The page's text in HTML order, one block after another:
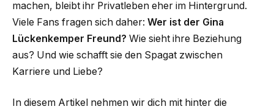
machen, bleibt ihr Privatleben eher im Hintergrund.
Viele Fans fragen sich daher: Wer ist der Gina
Lückenkemper Freund? Wie sieht ihre Beziehung
aus? Und wie schafft sie den Spagat zwischen
Karriere und Liebe?
In diesem Artikel nehmen wir dich mit hinter die